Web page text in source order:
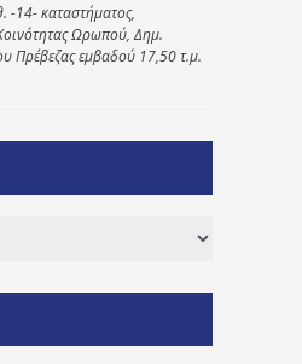
-14- καταστήματος,
Ωρωπού, Δημ.
Πρέβεζας εμβαδού 17,50 τ.μ.